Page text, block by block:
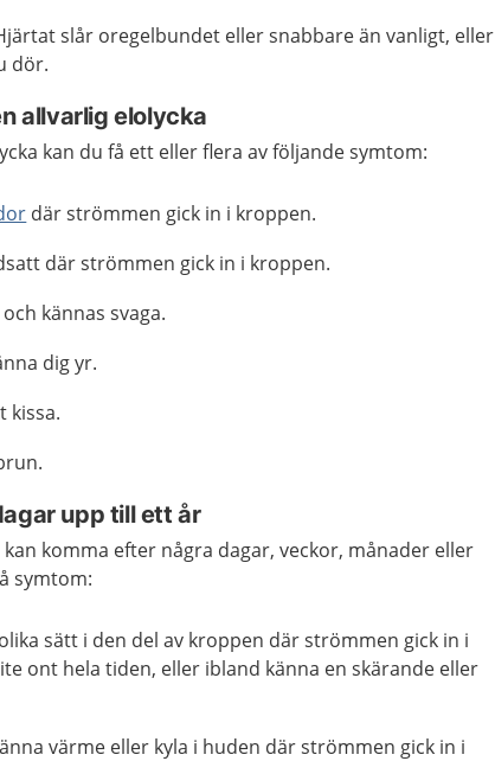
slår oregelbundet eller snabbare än vanligt, eller
dör.
allvarlig elolycka
kan du få ett eller flera av följande symtom:
där strömmen gick in i kroppen.
där strömmen gick in i kroppen.
kännas svaga.
dig yr.
kissa.
upp till ett år
komma efter några dagar, veckor, månader eller
symtom:
sätt i den del av kroppen där strömmen gick in i
ont hela tiden, eller ibland känna en skärande eller
värme eller kyla i huden där strömmen gick in i